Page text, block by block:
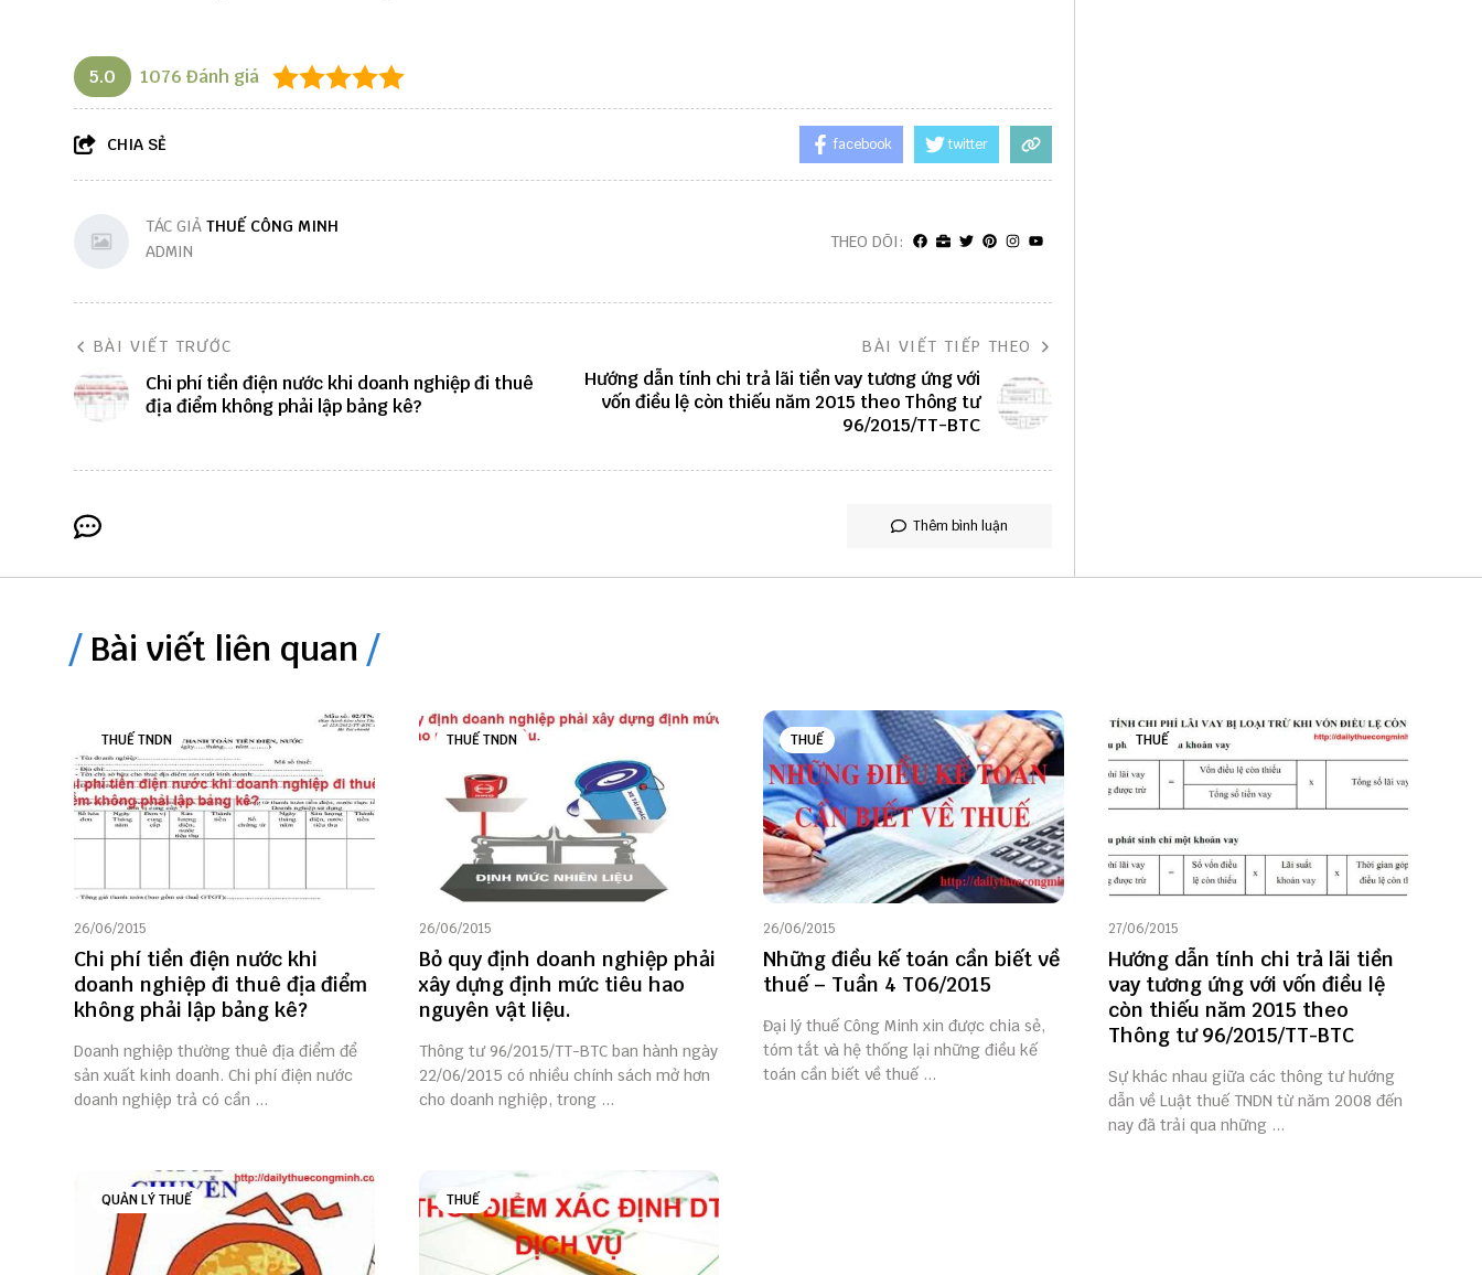
5.0 1076 Đánh giá
CHIA SẺ facebook twitter
TÁC GIẢ THUẾ CÔNG MINH
ADMIN
THEO DÕI:
BÀI VIẾT TRƯỚC
Chi phí tiền điện nước khi doanh nghiệp đi thuê
địa điểm không phải lập bảng kê?
BÀI VIẾT TIẾP THEO
Hướng dẫn tính chi trả lãi tiền vay tương ứng với
vốn điều lệ còn thiếu năm 2015 theo Thông tư
96/2015/TT-BTC
Thêm bình luận
Bài viết liên quan
THUẾ TNDN
26/06/2015
Chi phí tiền điện nước khi
doanh nghiệp đi thuê địa điểm
không phải lập bảng kê?
Doanh nghiệp thường thuê địa điểm để
sản xuất kinh doanh. Chi phí điện nước
doanh nghiệp trả có cần ...
THUẾ TNDN
26/06/2015
Bỏ quy định doanh nghiệp phải
xây dựng định mức tiêu hao
nguyên vật liệu.
Thông tư 96/2015/TT-BTC ban hành ngày
22/06/2015 có nhiều chính sách mở hơn
cho doanh nghiệp, trong ...
THUẾ
26/06/2015
Những điều kế toán cần biết về
thuế – Tuần 4 T06/2015
Đại lý thuế Công Minh xin được chia sẻ,
tóm tắt và hệ thống lại những điều kế
toán cần biết về thuế ...
THUẾ
27/06/2015
Hướng dẫn tính chi trả lãi tiền
vay tương ứng với vốn điều lệ
còn thiếu năm 2015 theo
Thông tư 96/2015/TT-BTC
Sự khác nhau giữa các thông tư hướng
dẫn về Luật thuế TNDN từ năm 2008 đến
nay đã trải qua những ...
QUẢN LÝ THUẾ THUẾ